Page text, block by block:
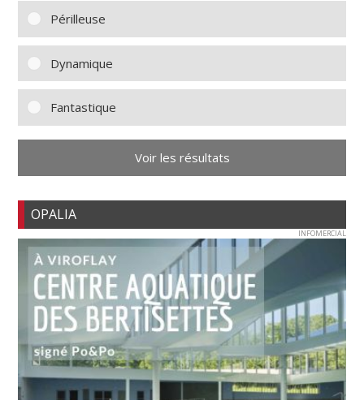
Périlleuse
Dynamique
Fantastique
Voir les résultats
OPALIA
INFOMERCIAL